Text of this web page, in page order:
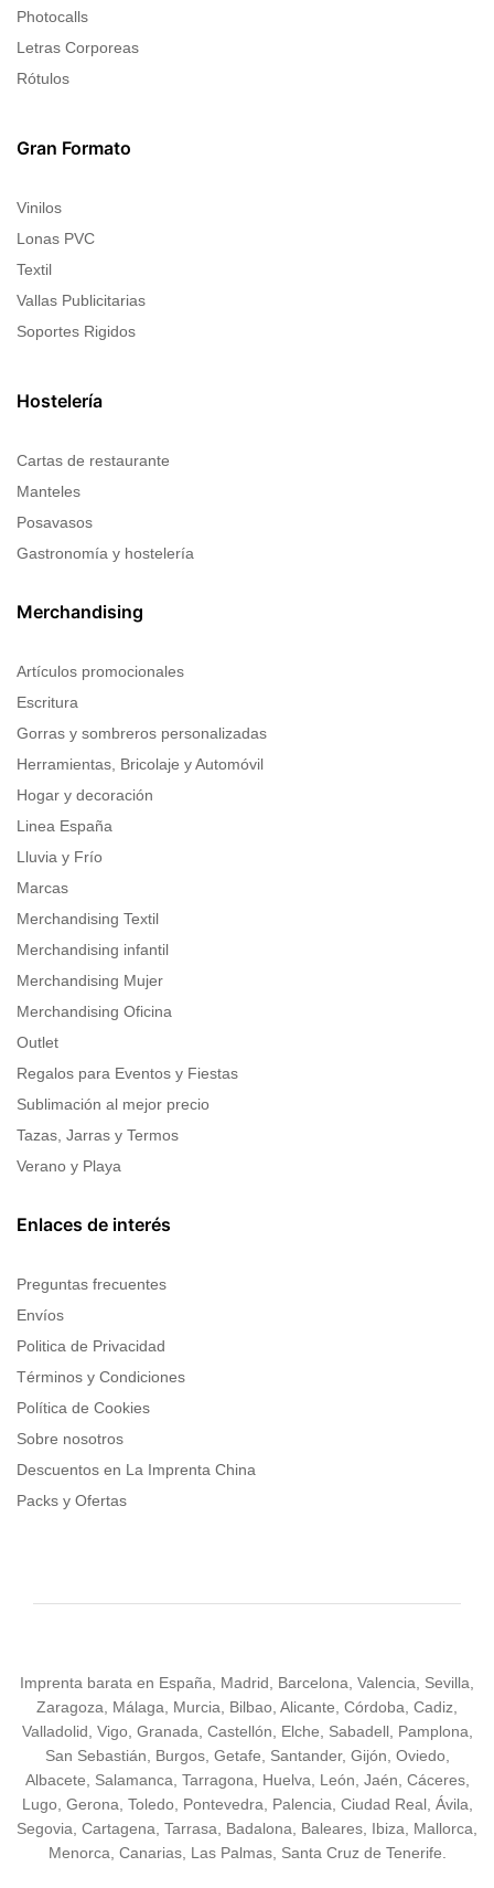
Photocalls
Letras Corporeas
Rótulos
Gran Formato
Vinilos
Lonas PVC
Textil
Vallas Publicitarias
Soportes Rigidos
Hostelería
Cartas de restaurante
Manteles
Posavasos
Gastronomía y hostelería
Merchandising
Artículos promocionales
Escritura
Gorras y sombreros personalizadas
Herramientas, Bricolaje y Automóvil
Hogar y decoración
Linea España
Lluvia y Frío
Marcas
Merchandising Textil
Merchandising infantil
Merchandising Mujer
Merchandising Oficina
Outlet
Regalos para Eventos y Fiestas
Sublimación al mejor precio
Tazas, Jarras y Termos
Verano y Playa
Enlaces de interés
Preguntas frecuentes
Envíos
Politica de Privacidad
Términos y Condiciones
Política de Cookies
Sobre nosotros
Descuentos en La Imprenta China
Packs y Ofertas
Imprenta barata en España, Madrid, Barcelona, Valencia, Sevilla,
Zaragoza, Málaga, Murcia, Bilbao, Alicante, Córdoba, Cadiz,
Valladolid, Vigo, Granada, Castellón, Elche, Sabadell, Pamplona,
San Sebastián, Burgos, Getafe, Santander, Gijón, Oviedo,
Albacete, Salamanca, Tarragona, Huelva, León, Jaén, Cáceres,
Lugo, Gerona, Toledo, Pontevedra, Palencia, Ciudad Real, Ávila,
Segovia, Cartagena, Tarrasa, Badalona, Baleares, Ibiza, Mallorca,
Menorca, Canarias, Las Palmas, Santa Cruz de Tenerife.